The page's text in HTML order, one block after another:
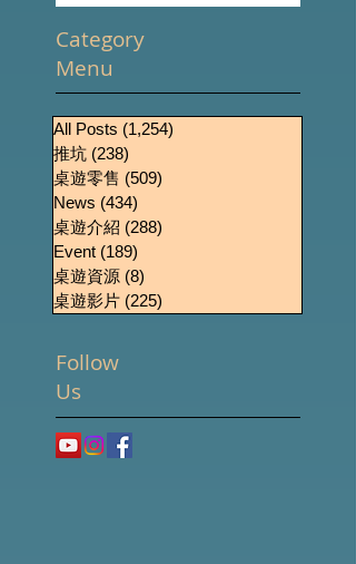
Category
Menu
All Posts (1,254)
推坑 (238)
桌遊零售 (509)
News (434)
桌遊介紹 (288)
Event (189)
桌遊資源 (8)
桌遊影片 (225)
Follow
Us